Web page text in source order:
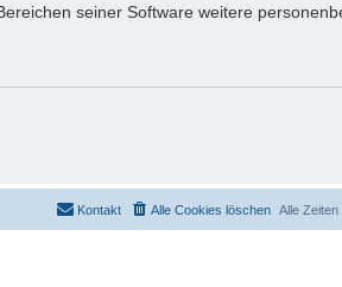
seiner Software weitere
Alle Zeiten
Alle Cookies löschen
Kontakt